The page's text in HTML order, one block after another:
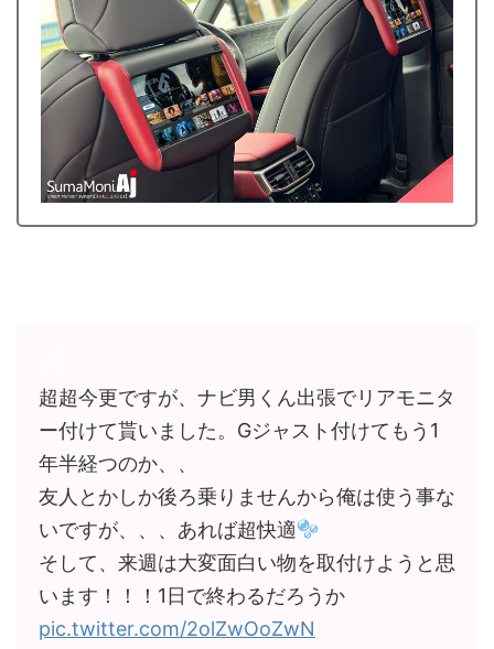
超超今更ですが、ナビ男くん出張でリアモニタ
ー付けて貰いました。Gジャスト付けてもう1
年半経つのか、、
友人とかしか後ろ乗りませんから俺は使う事な
いですが、、、あれば超快適
そして、来週は大変面白い物を取付けようと思
います！！！1日で終わるだろうか
pic.twitter.com/2olZwOoZwN